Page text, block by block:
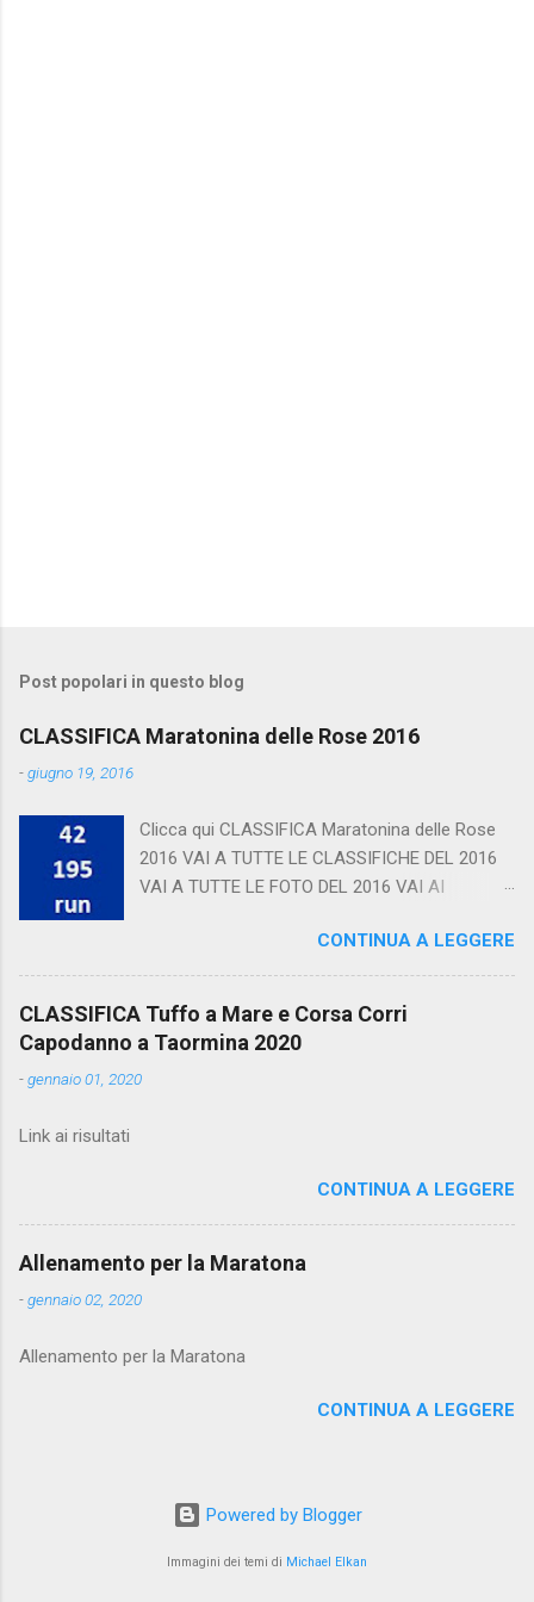
Post popolari in questo blog
CLASSIFICA Maratonina delle Rose 2016
-giugno 19, 2016
Clicca qui CLASSIFICA Maratonina delle Rose
2016 VAI A TUTTE LE CLASSIFICHE DEL 2016
VAI A TUTTE LE FOTO DEL 2016 VAI AI
CONTINUA A LEGGERE
CLASSIFICA Tuffo a Mare e Corsa Corri
Capodanno a Taormina 2020
-gennaio 01, 2020
Link ai risultati
CONTINUA A LEGGERE
Allenamento per la Maratona
-gennaio 02, 2020
Allenamento per la Maratona
CONTINUA A LEGGERE
Powered by Blogger
Immagini dei temi di Michael Elkan